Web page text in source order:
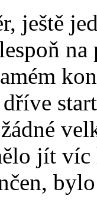
ještě
na
jít víc